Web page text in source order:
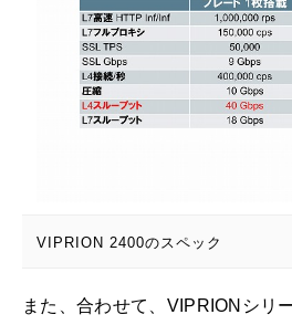
VIPRION 2400のスペック
また、合わせて、VIPRIONシリ